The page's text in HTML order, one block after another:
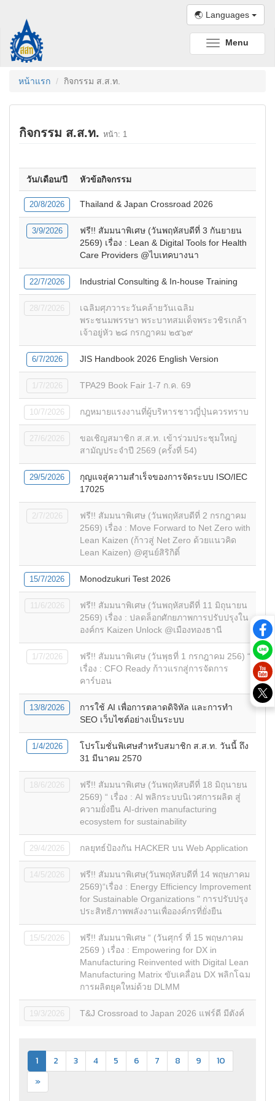
🌏 Languages
Toggle
navigation
Menu
หน้าแรก กิจกรรม ส.ส.ท.
กิจกรรม ส.ส.ท. หน้า: 1
วัน/เดือน/ปี หัวข้อกิจกรรม
20/8/2026 Thailand & Japan Crossroad 2026
3/9/2026
ฟรี!! สัมมนาพิเศษ (วันพฤหัสบดีที่ 3 กันยายน
2569) เรื่อง : Lean & Digital Tools for Health
Care Providers @ไบเทคบางนา
22/7/2026 Industrial Consulting & In-house Training
28/7/2026
เฉลิมศุภวาระวันคล้ายวันเฉลิม
พระชนมพรรษา พระบาทสมเด็จพระวชิรเกล้า
เจ้าอยู่หัว ๒๘ กรกฎาคม ๒๕๖๙
6/7/2026 JIS Handbook 2026 English Version
1/7/2026 TPA29 Book Fair 1-7 ก.ค. 69
10/7/2026 กฎหมายแรงงานที่ผู้บริหารชาวญี่ปุ่นควรทราบ
27/6/2026
ขอเชิญสมาชิก ส.ส.ท. เข้าร่วมประชุมใหญ่
สามัญประจำปี 2569 (ครั้งที่ 54)
29/5/2026
กุญแจสู่ความสำเร็จของการจัดระบบ ISO/IEC
17025
2/7/2026
ฟรี!! สัมมนาพิเศษ (วันพฤหัสบดีที่ 2 กรกฎาคม
2569) เรื่อง : Move Forward to Net Zero with
Lean Kaizen (ก้าวสู่ Net Zero ด้วยแนวคิด
Lean Kaizen) @ศูนย์สิริกิติ์
15/7/2026 Monodzukuri Test 2026
11/6/2026
ฟรี!! สัมมนาพิเศษ (วันพฤหัสบดีที่ 11 มิถุนายน
2569) เรื่อง : ปลดล็อกศักยภาพการปรับปรุงใน
องค์กร Kaizen Unlock @เมืองทองธานี
1/7/2026
ฟรี!! สัมมนาพิเศษ (วันพุธที่ 1 กรกฎาคม 256) “
เรื่อง : CFO Ready ก้าวแรกสู่การจัดการ
คาร์บอน
13/8/2026
การใช้ AI เพื่อการตลาดดิจิทัล และการทำ
SEO เว็บไซต์อย่างเป็นระบบ
1/4/2026
โปรโมชั่นพิเศษสำหรับสมาชิก ส.ส.ท. วันนี้ ถึง
31 มีนาคม 2570
18/6/2026
ฟรี!! สัมมนาพิเศษ (วันพฤหัสบดีที่ 18 มิถุนายน
2569) “ เรื่อง : AI พลิกระบบนิเวศการผลิต สู่
ความยั่งยืน AI-driven manufacturing
ecosystem for sustainability
29/4/2026 กลยุทธ์ป้องกัน HACKER บน Web Application
14/5/2026
ฟรี!! สัมมนาพิเศษ(วันพฤหัสบดีที่ 14 พฤษภาคม
2569)“เรื่อง : Energy Efficiency Improvement
for Sustainable Organizations " การปรับปรุง
ประสิทธิภาพพลังงานเพื่อองค์กรที่ยั่งยืน
15/5/2026
ฟรี!! สัมมนาพิเศษ “ (วันศุกร์ ที่ 15 พฤษภาคม
2569 ) เรื่อง : Empowering for DX in
Manufacturing Reinvented with Digital Lean
Manufacturing Matrix ขับเคลื่อน DX พลิกโฉม
การผลิตยุคใหม่ด้วย DLMM
19/3/2026 T&J Crossroad to Japan 2026 แฟร์ดี มีตังค์
1 2 3 4 5 6 7 8 9
10
»